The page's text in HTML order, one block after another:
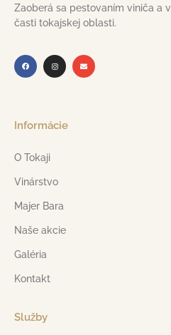
Zaoberá sa pestovaním viniča a
časti tokajskej oblasti.
Informácie
O Tokaji
Vinárstvo
Majer Bara
Naše akcie
Galéria
Kontakt
Služby